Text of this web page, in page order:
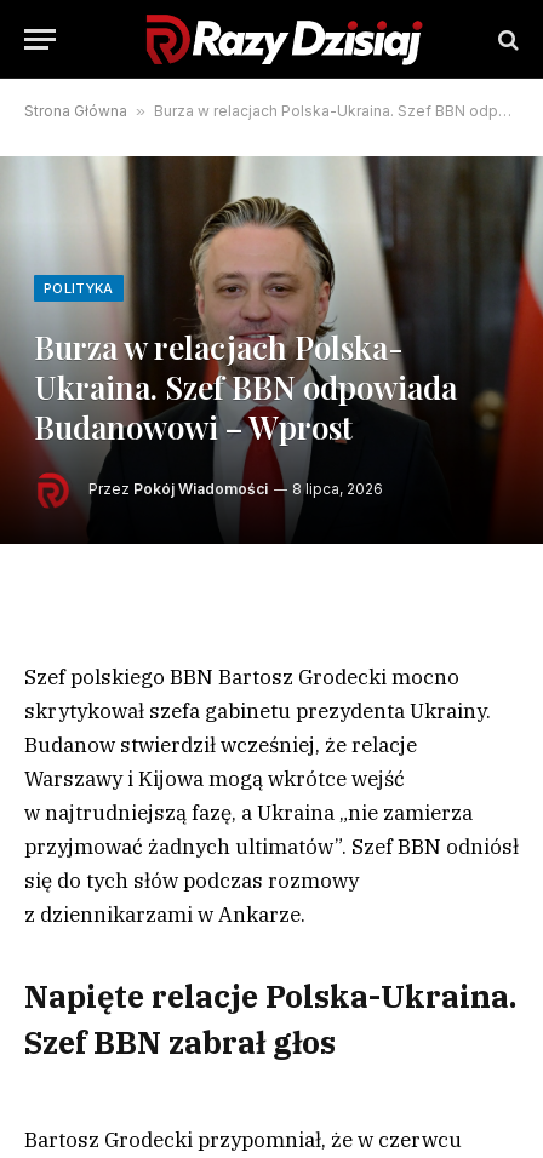
Strona Główna » Burza w relacjach Polska-Ukraina. Szef BBN odpowiada Budanowowi – Wprost
POLITYKA
Burza w relacjach Polska-
Ukraina. Szef BBN odpowiada
Budanowowi – Wprost
Przez Pokój Wiadomości 8 lipca, 2026
Szef polskiego BBN Bartosz Grodecki mocno
skrytykował szefa gabinetu prezydenta Ukrainy.
Budanow stwierdził wcześniej, że relacje
Warszawy i Kijowa mogą wkrótce wejść
w najtrudniejszą fazę, a Ukraina „nie zamierza
przyjmować żadnych ultimatów”. Szef BBN odniósł
się do tych słów podczas rozmowy
z dziennikarzami w Ankarze.
Napięte relacje Polska-Ukraina.
Szef BBN zabrał głos
Bartosz Grodecki przypomniał, że w czerwcu